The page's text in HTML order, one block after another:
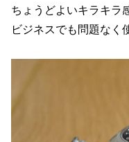
ちょうどよいキラキラ
ビジネスでも問題なく